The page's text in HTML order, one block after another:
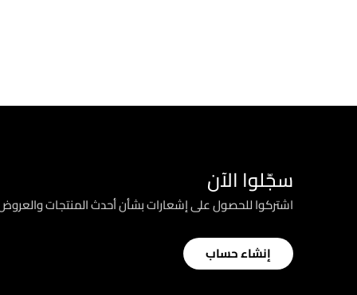
سجّلوا الآن
اشتركوا للحصول على إشعارات بشأن أحدث المنتجات
إنشاء حساب